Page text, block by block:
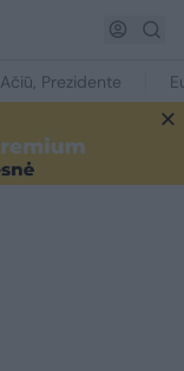
Ačiū, Prezidente